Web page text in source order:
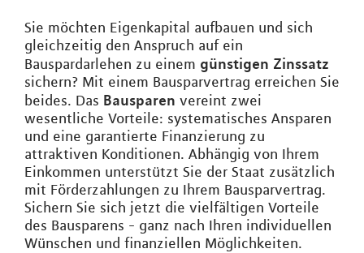
Sie möchten Eigenkapital aufbauen und sich
gleichzeitig den Anspruch auf ein
Bauspardarlehen zu einem günstigen Zinssatz
sichern? Mit einem Bausparvertrag erreichen Sie
beides. Das Bausparen vereint zwei
wesentliche Vorteile: systematisches Ansparen
und eine garantierte Finanzierung zu
attraktiven Konditionen. Abhängig von Ihrem
Einkommen unterstützt Sie der Staat zusätzlich
mit Förderzahlungen zu Ihrem Bausparvertrag.
Sichern Sie sich jetzt die vielfältigen Vorteile
des Bausparens - ganz nach Ihren individuellen
Wünschen und finanziellen Möglichkeiten.